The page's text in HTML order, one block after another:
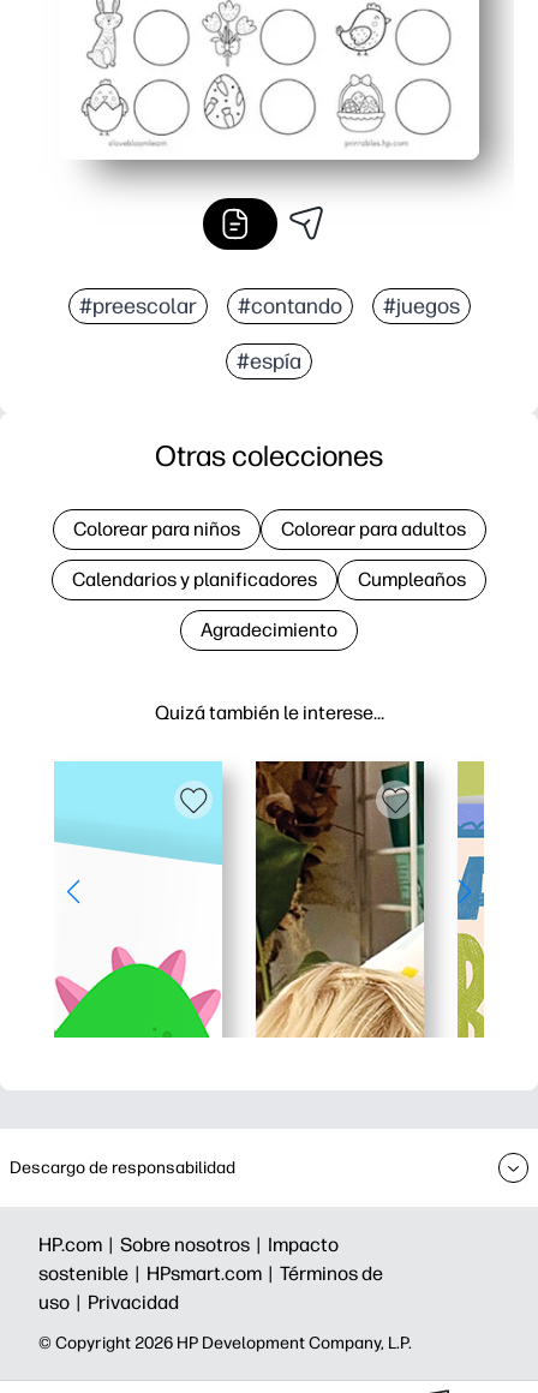
#preescolar #contando #juegos
#espía
Quizá también le interese…
Otras colecciones
Colorear para niños Colorear para adultos
Calendarios y planificadores Cumpleaños
Agradecimiento
Descargo de responsabilidad
HP.com | Sobre nosotros | Impacto
sostenible | HPsmart.com | Términos de
uso | Privacidad
©️ Copyright 2026 HP Development Company, L.P.